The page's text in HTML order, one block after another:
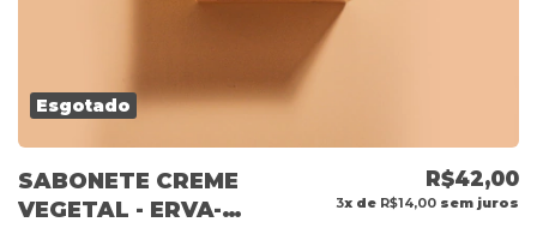
Esgotado
SABONETE CREME
VEGETAL - ERVA-
R$42,00
3x de R$14,00 sem juros